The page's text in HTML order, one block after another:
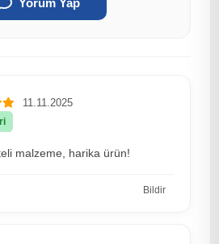
11.11.2025
malzeme, harika ürün!
Bildir